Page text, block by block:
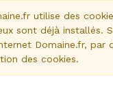
utilise des
sont déjà installés.
Domaine.fr, par
des cookies.